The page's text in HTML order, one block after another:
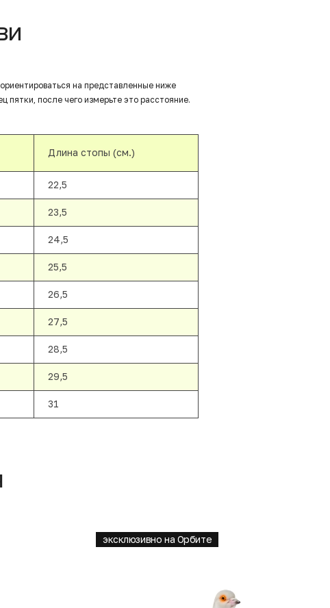
на представленные ниже
после чего измерьте это расстояние.
Длина стопы (см.)
22,5
23,5
24,5
25,5
26,5
27,5
28,5
29,5
31
эксклюзивно на Орбите